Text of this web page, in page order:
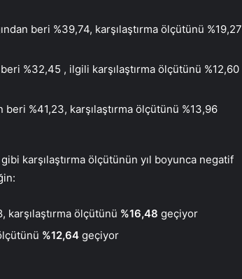
beri %39,74, karşılaştırma ölçütünü %19,27
%32,45 , ilgili karşılaştırma ölçütünü %12,60
beri %41,23, karşılaştırma ölçütünü %13,96
karşılaştırma ölçütünün yıl boyunca negatif
karşılaştırma ölçütünü %16,48 geçiyor
%12,64 geçiyor